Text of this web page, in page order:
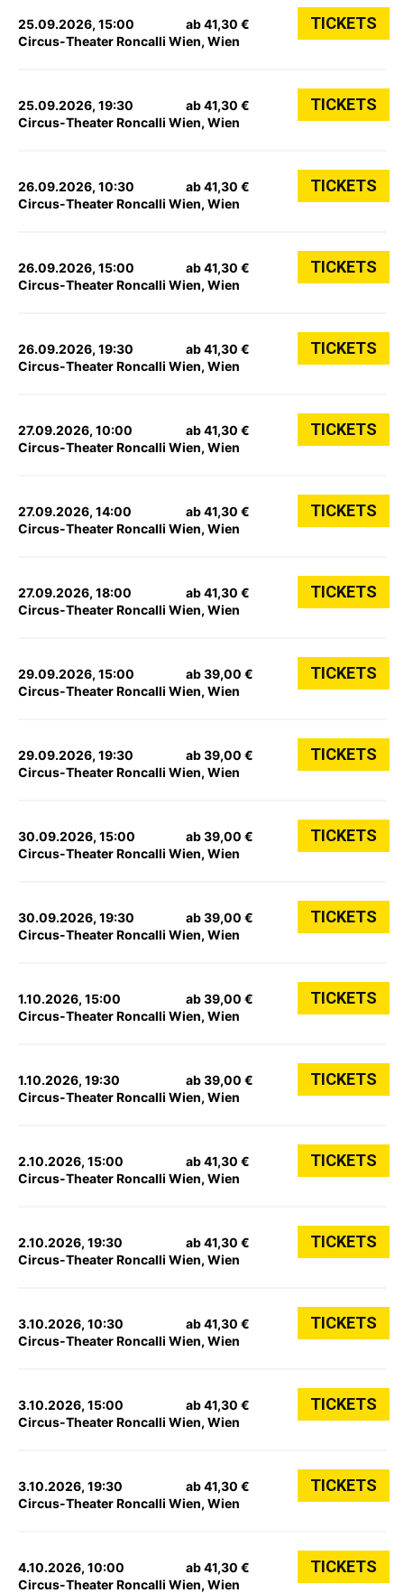
25.09.2026, 15:00
Circus-Theater Roncalli Wien, Wien
ab 41,30 € TICKETS
25.09.2026, 19:30
Circus-Theater Roncalli Wien, Wien
ab 41,30 € TICKETS
26.09.2026, 10:30
Circus-Theater Roncalli Wien, Wien
ab 41,30 € TICKETS
26.09.2026, 15:00
Circus-Theater Roncalli Wien, Wien
ab 41,30 € TICKETS
26.09.2026, 19:30
Circus-Theater Roncalli Wien, Wien
ab 41,30 € TICKETS
27.09.2026, 10:00
Circus-Theater Roncalli Wien, Wien
ab 41,30 € TICKETS
27.09.2026, 14:00
Circus-Theater Roncalli Wien, Wien
ab 41,30 € TICKETS
27.09.2026, 18:00
Circus-Theater Roncalli Wien, Wien
ab 41,30 € TICKETS
29.09.2026, 15:00
Circus-Theater Roncalli Wien, Wien
ab 39,00 € TICKETS
29.09.2026, 19:30
Circus-Theater Roncalli Wien, Wien
ab 39,00 € TICKETS
30.09.2026, 15:00
Circus-Theater Roncalli Wien, Wien
ab 39,00 € TICKETS
30.09.2026, 19:30
Circus-Theater Roncalli Wien, Wien
ab 39,00 € TICKETS
1.10.2026, 15:00
Circus-Theater Roncalli Wien, Wien
ab 39,00 € TICKETS
1.10.2026, 19:30
Circus-Theater Roncalli Wien, Wien
ab 39,00 € TICKETS
2.10.2026, 15:00
Circus-Theater Roncalli Wien, Wien
ab 41,30 € TICKETS
2.10.2026, 19:30
Circus-Theater Roncalli Wien, Wien
ab 41,30 € TICKETS
3.10.2026, 10:30
Circus-Theater Roncalli Wien, Wien
ab 41,30 € TICKETS
3.10.2026, 15:00
Circus-Theater Roncalli Wien, Wien
ab 41,30 € TICKETS
3.10.2026, 19:30
Circus-Theater Roncalli Wien, Wien
ab 41,30 € TICKETS
4.10.2026, 10:00
Circus-Theater Roncalli Wien, Wien
ab 41,30 € TICKETS